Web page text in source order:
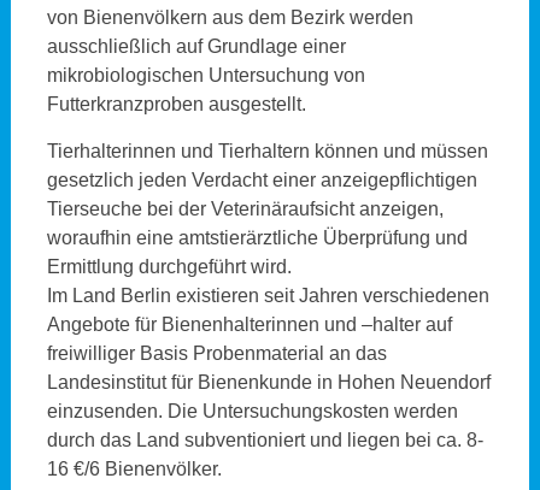
von Bienenvölkern aus dem Bezirk werden
ausschließlich auf Grundlage einer
mikrobiologischen Untersuchung von
Futterkranzproben ausgestellt.
Tierhalterinnen und Tierhaltern können und müssen
gesetzlich jeden Verdacht einer anzeigepflichtigen
Tierseuche bei der Veterinäraufsicht anzeigen,
woraufhin eine amtstierärztliche Überprüfung und
Ermittlung durchgeführt wird.
Im Land Berlin existieren seit Jahren verschiedenen
Angebote für Bienenhalterinnen und –halter auf
freiwilliger Basis Probenmaterial an das
Landesinstitut für Bienenkunde in Hohen Neuendorf
einzusenden. Die Untersuchungskosten werden
durch das Land subventioniert und liegen bei ca. 8-
16 €/6 Bienenvölker.